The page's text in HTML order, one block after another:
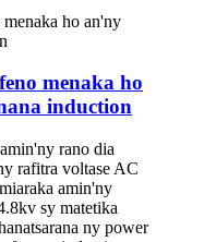
menaka ho
induction
rano dia
rafitra voltase AC
amin'ny
sy matetika
ny power